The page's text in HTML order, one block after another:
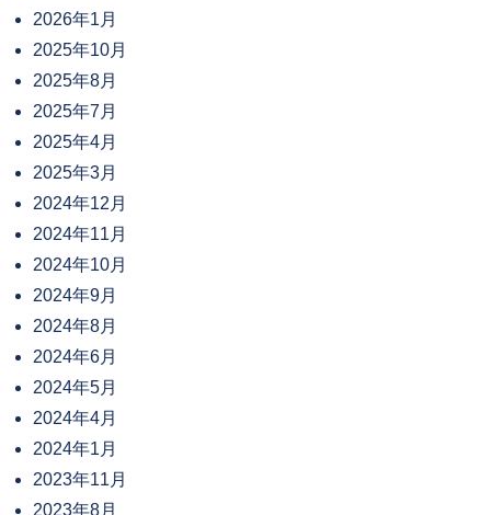
2026年1月
2025年10月
2025年8月
2025年7月
2025年4月
2025年3月
2024年12月
2024年11月
2024年10月
2024年9月
2024年8月
2024年6月
2024年5月
2024年4月
2024年1月
2023年11月
2023年8月